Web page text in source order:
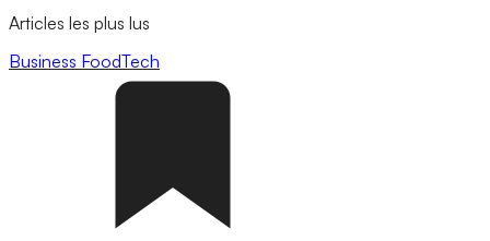
Articles les plus lus
Business FoodTech